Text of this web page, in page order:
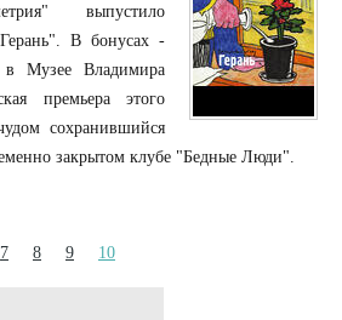
выпустило
В бонусах -
в Музее Владимира
премьера этого
сохранившийся
закрытом клубе "Бедные Люди".
7 8 9 10